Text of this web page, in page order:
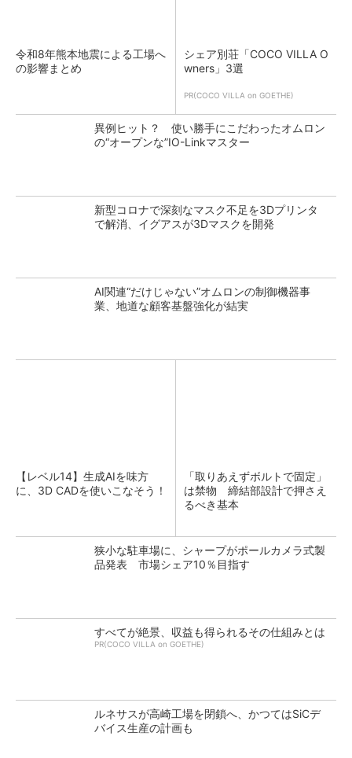
令和8年熊本地震による工場へ
の影響まとめ
シェア別荘「COCO VILLA O
wners」3選
PR(COCO VILLA on GOETHE)
異例ヒット？ 使い勝手にこだわったオムロン
の“オープンな”IO-Linkマスター
新型コロナで深刻なマスク不足を3Dプリンタ
で解消、イグアスが3Dマスクを開発
AI関連“だけじゃない”オムロンの制御機器事
業、地道な顧客基盤強化が結実
【レベル14】生成AIを味方
に、3D CADを使いこなそう！
「取りあえずボルトで固定」
は禁物 締結部設計で押さえ
るべき基本
狭小な駐車場に、シャープがポールカメラ式製
品発表 市場シェア10％目指す
すべてが絶景、収益も得られるその仕組みとは
PR(COCO VILLA on GOETHE)
ルネサスが高崎工場を閉鎖へ、かつてはSiCデ
バイス生産の計画も